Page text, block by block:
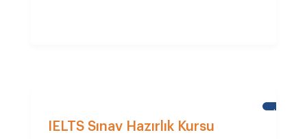
IELTS Sınav Hazırlık Kursu